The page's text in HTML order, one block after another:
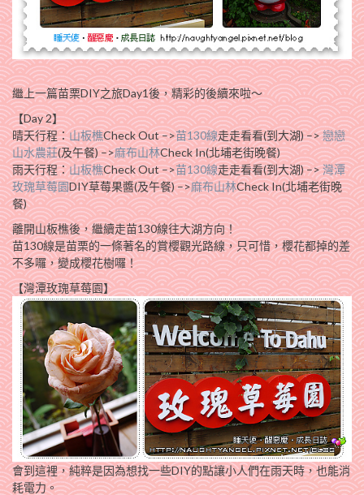
繼上一篇苗栗DIY之旅Day1後，精彩的後續來啦～
【Day 2】
晴天行程：山板樵Check Out –>苗130線走走看看(到大湖) –>戀戀
山水農莊(及午餐) –>麻布山林Check In(北埔老街晚餐)
雨天行程：山板樵Check Out –>苗130線走走看看(到大湖) –>灣潭
玫瑰草莓園DIY草莓果醬(及午餐) –>麻布山林Check In(北埔老街晚
餐)
離開山板樵後，繼續走苗130線往大湖方向！
苗130線是苗栗的一條著名的賞櫻觀光路線，只可惜，櫻花都掉的差
不多囉，變成櫻花樹囉！
【灣潭玫瑰草莓園】
會到這裡，純粹是因為想找一些DIY的點讓小人們在雨天時，也能消
耗電力。